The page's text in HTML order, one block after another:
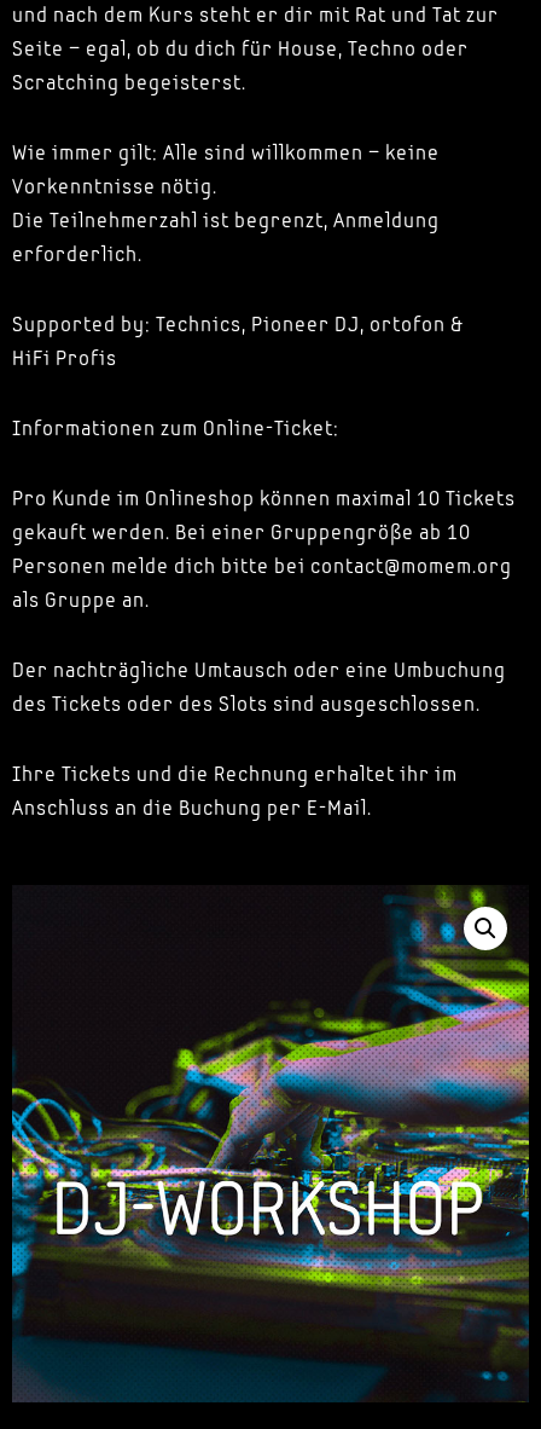
und nach dem Kurs steht er dir mit Rat und Tat zur
Seite – egal, ob du dich für House, Techno oder
Scratching begeisterst.
Wie immer gilt: Alle sind willkommen – keine
Vorkenntnisse nötig.
Die Teilnehmerzahl ist begrenzt, Anmeldung
erforderlich.
Supported by: Technics, Pioneer DJ, ortofon &
HiFi Profis
Informationen zum Online-Ticket:
Pro Kunde im Onlineshop können maximal 10 Tickets
gekauft werden. Bei einer Gruppengröße ab 10
Personen melde dich bitte bei contact@momem.org
als Gruppe an.
Der nachträgliche Umtausch oder eine Umbuchung
des Tickets oder des Slots sind ausgeschlossen.
Ihre Tickets und die Rechnung erhaltet ihr im
Anschluss an die Buchung per E-Mail.